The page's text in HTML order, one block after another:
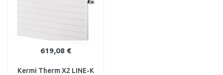
619,08 €
Kermi Therm X2 LINE-K